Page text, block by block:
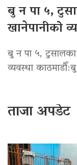
बु न पा ५,
खानेपानीको
बु न पा ५, टुसालका
व्यवस्था
ताजा अपडेट